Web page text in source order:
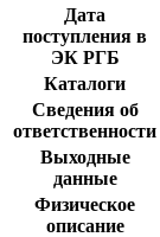
Дата
поступления в
ЭК РГБ
Каталоги
Сведения об
ответственности
Выходные
данные
Физическое
описание